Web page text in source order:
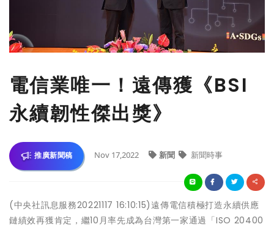
電信業唯一！遠傳獲《BSI
永續韌性傑出獎》
推廣新聞稿 Nov 17,2022 新聞 新聞時事
(中央社訊息服務20221117 16:10:15)遠傳電信積極打造永續供應
鏈績效再獲肯定，繼10月率先成為台灣第一家通過「ISO 20400